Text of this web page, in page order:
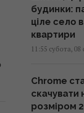
будинки:
ціле село в
квартири
11:55 субота, 08
Chrome
розміром